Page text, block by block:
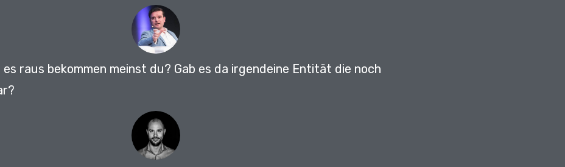
raus bekommen meinst du? Gab es da irgendeine Entität die noch